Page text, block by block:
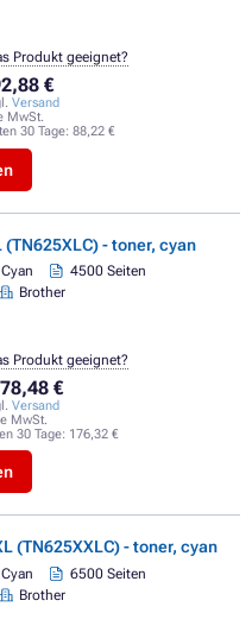
€
Versand
MwSt.
30 Tage: 88,22 €
Produkt geeignet?
- toner, cyan
Cyan
4500 Seiten
Brother
€
Versand
MwSt.
30 Tage: 176,32 €
Produkt geeignet?
(TN625XXLC) - toner, cyan
Cyan
6500 Seiten
Brother